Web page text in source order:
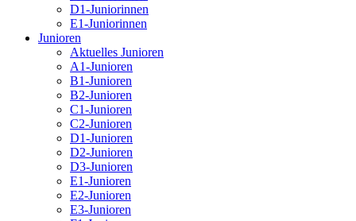
D1-Juniorinnen
E1-Juniorinnen
Junioren
Aktuelles Junioren
A1-Junioren
B1-Junioren
B2-Junioren
C1-Junioren
C2-Junioren
D1-Junioren
D2-Junioren
D3-Junioren
E1-Junioren
E2-Junioren
E3-Junioren